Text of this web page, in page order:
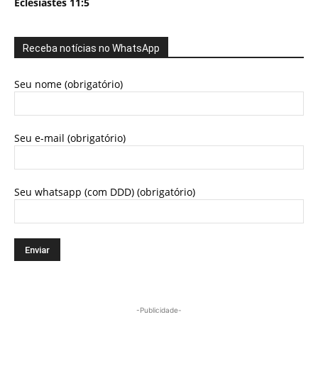
Receba notícias no WhatsApp
Seu nome (obrigatório)
Seu e-mail (obrigatório)
Seu whatsapp (com DDD) (obrigatório)
-Publicidade-